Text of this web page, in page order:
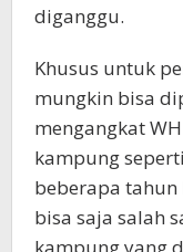
diganggu.
Khusus untuk
mungkin bisa
mengangkat
kampung
beberapa tahun
bisa saja salah
kampung yang